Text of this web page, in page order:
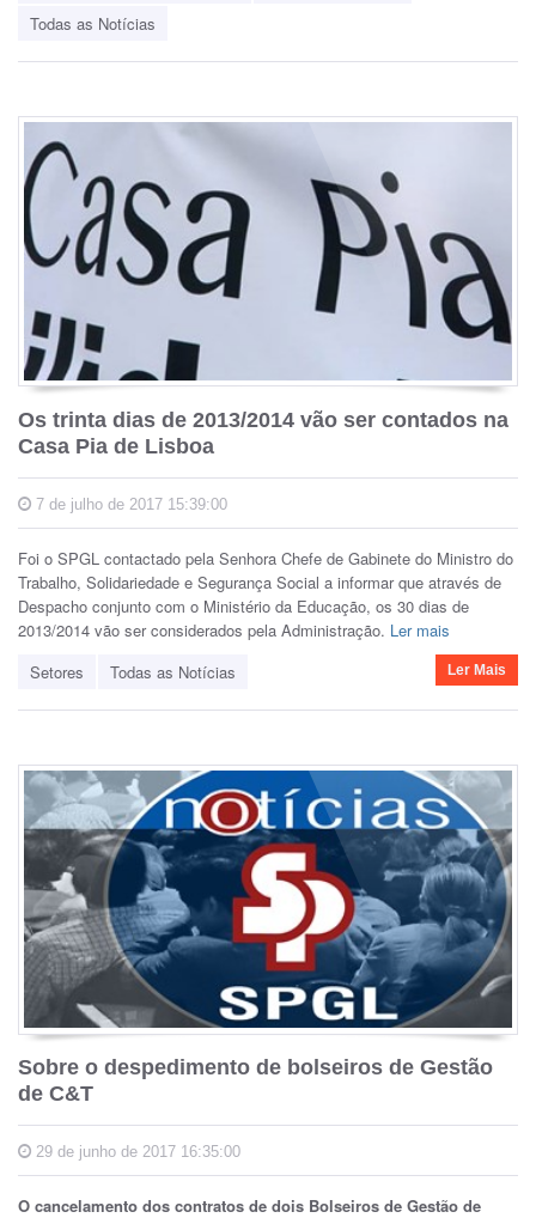
Todas as Notícias
Os trinta dias de 2013/2014 vão ser contados na
Casa Pia de Lisboa
7 de julho de 2017 15:39:00
Foi o SPGL contactado pela Senhora Chefe de Gabinete do Ministro do
Trabalho, Solidariedade e Segurança Social a informar que através de
Despacho conjunto com o Ministério da Educação, os 30 dias de
2013/2014 vão ser considerados pela Administração. Ler mais
Setores
Todas as Notícias Ler Mais
Sobre o despedimento de bolseiros de Gestão
de C&T
29 de junho de 2017 16:35:00
O cancelamento dos contratos de dois Bolseiros de Gestão de